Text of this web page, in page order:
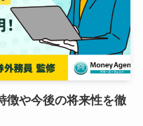
徴や今後の将来性を徹